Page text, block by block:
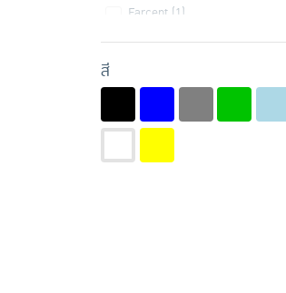
Farcent (1)
Glade (3)
Homthai (1)
King's Stella (3)
สี